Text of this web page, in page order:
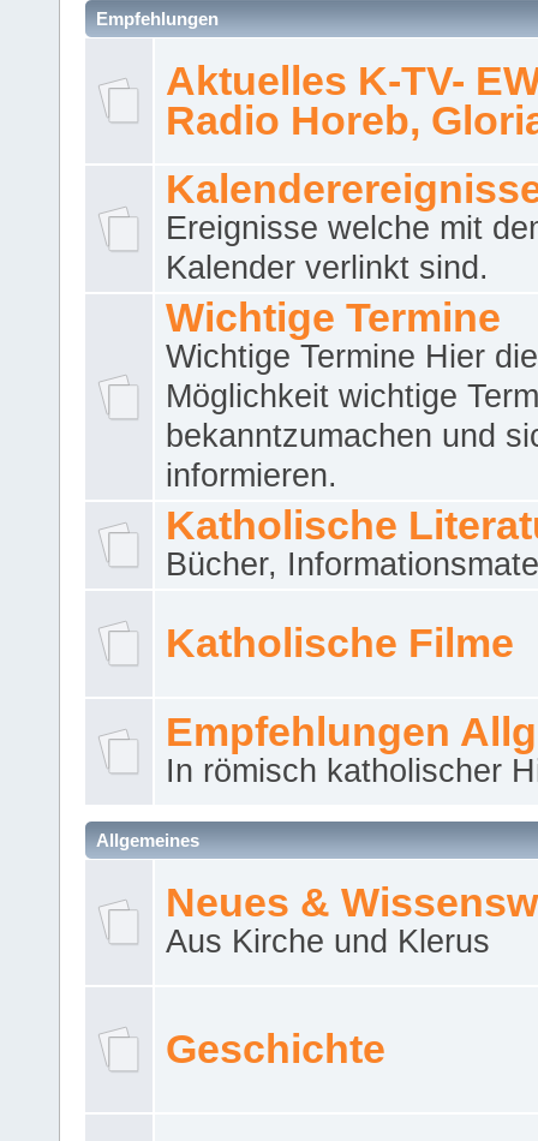
Empfehlungen
Aktuelles K-TV-
Radio Horeb,
Ereignisse welche mit
Kalender verlinkt sind.
Wichtige Termine
Wichtige Termine Hier die
Möglichkeit wichtige
bekanntzumachen und
informieren.
Katholische
Bücher,
Katholische Filme
Empfehlungen
In römisch katholischer
Allgemeines
Neues &
Aus Kirche und Klerus
Geschichte